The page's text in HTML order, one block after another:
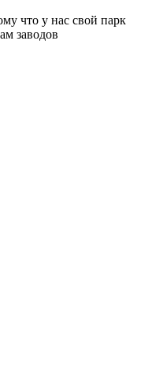
что у нас свой парк
заводов